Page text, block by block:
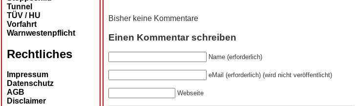
Tunnel
TÜV / HU
Vorfahrt
Warnwestenpflicht
Rechtliches
Impressum
Datenschutz
AGB
Disclaimer
Bisher keine Kommentare
Einen Kommentar schreiben
Name (erforderlich)
eMail (erforderlich) (wird nicht veröffentlicht)
Webseite